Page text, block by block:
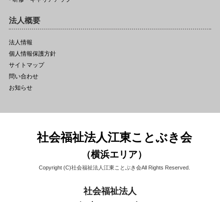
法人概要
法人情報
個人情報保護方針
サイトマップ
問い合わせ
お知らせ
社会福祉法人江東ことぶき会
（横浜エリア）
Copyright (C)社会福祉法人江東ことぶき会All Rights Reserved.
社会福祉法人